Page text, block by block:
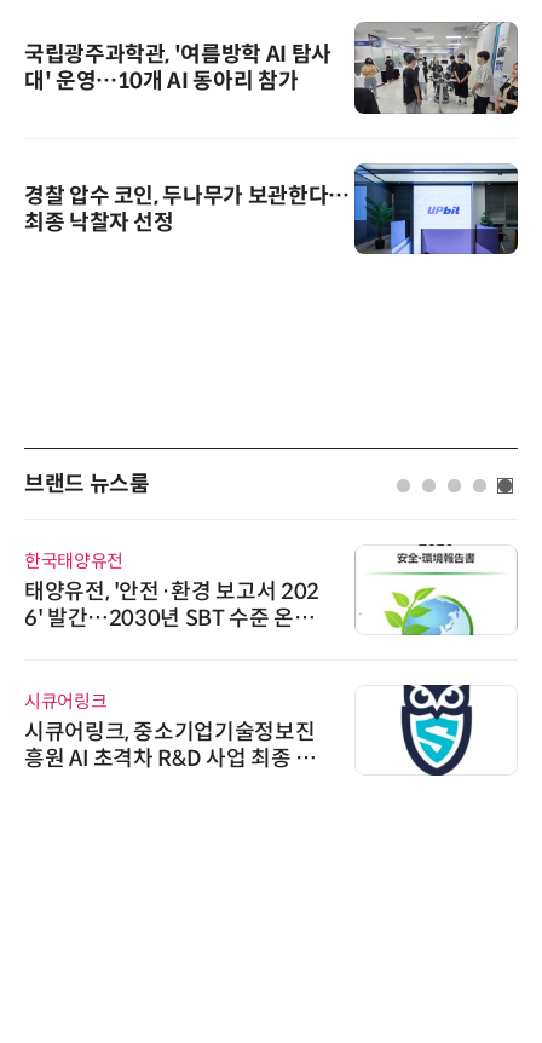
국립광주과학관, '여름방학 AI 탐사
대' 운영…10개 AI 동아리 참가
경찰 압수 코인, 두나무가 보관한다…
최종 낙찰자 선정
브랜드 뉴스룸
한국태양유전
태양유전, '안전·환경 보고서 202
6' 발간…2030년 SBT 수준 온실
시큐어링크
시큐어링크, 중소기업기술정보진
흥원 AI 초격차 R&D 사업 최종 선